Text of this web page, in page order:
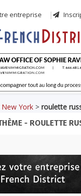
entreprise
New York >roulette
- ROULETTE